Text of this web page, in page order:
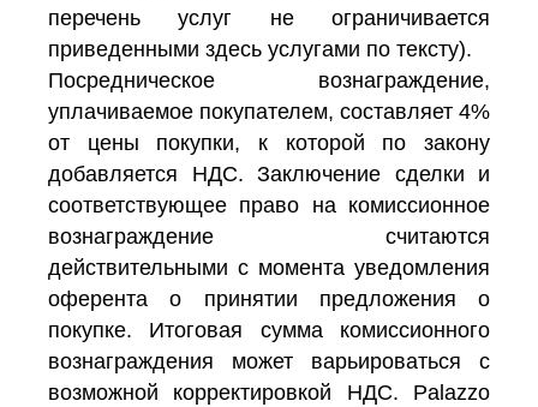
перечень услуг не ограничивается
приведенными здесь услугами по тексту).
Посредническое вознаграждение,
уплачиваемое покупателем, составляет 4%
от цены покупки, к которой по закону
добавляется НДС. Заключение сделки и
соответствующее право на комиссионное
вознаграждение считаются
действительными с момента уведомления
оферента о принятии предложения о
покупке. Итоговая сумма комиссионного
вознаграждения может варьироваться с
возможной корректировкой НДС. Palazzo